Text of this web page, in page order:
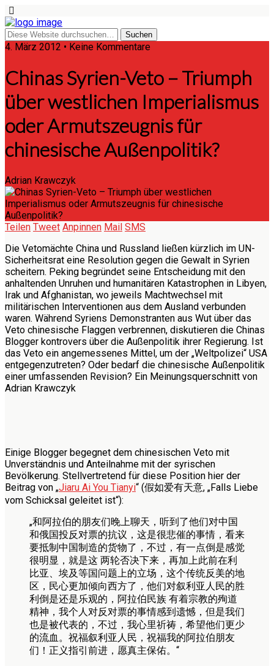
4. März 2012 • Keine Kommentare
Chinas Syrien-Veto – Triumph
über westlichen Imperialismus
oder Armutszeugnis für
chinesische Außenpolitik?
Adrian Krawczyk
Teilen Tweet Anpinnen Mail SMS
Die Vetomächte China und Russland ließen kürzlich im UN-
Sicherheitsrat eine Resolution gegen die Gewalt in Syrien
scheitern. Peking begründet seine Entscheidung mit den
anhaltenden Unruhen und humanitären Katastrophen in Libyen,
Irak und Afghanistan, wo jeweils Machtwechsel mit
militärischen Interventionen aus dem Ausland verbunden
waren. Während Syriens Demonstranten aus Wut über das
Veto chinesische Flaggen verbrennen, diskutieren die Chinas
Blogger kontrovers über die Außenpolitik ihrer Regierung. Ist
das Veto ein angemessenes Mittel, um der „Weltpolizei“ USA
entgegenzutreten? Oder bedarf die chinesische Außenpolitik
einer umfassenden Revision? Ein Meinungsquerschnitt von
Adrian Krawczyk
Einige Blogger begegnet dem chinesischen Veto mit
Unverständnis und Anteilnahme mit der syrischen
Bevölkerung. Stellvertretend für diese Position hier der
Beitrag von „Jiaru Ai You Tianyi“ (假如爱有天意, „Falls Liebe
vom Schicksal geleitet ist“):
„和阿拉伯的朋友们晚上聊天，听到了他们对中国
和俄国投反对票的抗议，这是很悲催的事情，看来
要抵制中国制造的货物了，不过，有一点倒是感觉
很明显，就是这 两轮否决下来，再加上此前在利
比亚、埃及等国问题上的立场，这个传统反美的地
区，民心更加倾向西方了，他们对叙利亚人民的胜
利倒是还是乐观的，阿拉伯民族 有着宗教的殉道
精神，我个人对反对票的事情感到遗憾，但是我们
也是被代表的，不过，我心里祈祷，希望他们更少
的流血。祝福叙利亚人民，祝福我的阿拉伯朋友
们！正义指引前进，愿真主保佑。“